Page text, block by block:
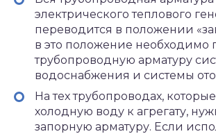
электрического теплового
переводится в положении
в это положение необходимо
трубопроводную арматуру
водоснабжения и системы
На тех трубопроводах,
холодную воду к агрегату,
запорную арматуру. Если